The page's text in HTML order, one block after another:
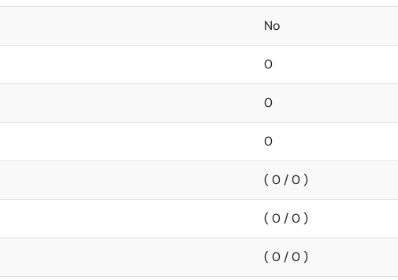
No
0
0
0
( 0 / 0 )
( 0 / 0 )
( 0 / 0 )